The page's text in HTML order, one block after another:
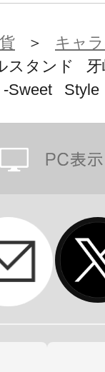
＞ キャ
スタンド
-Sweet